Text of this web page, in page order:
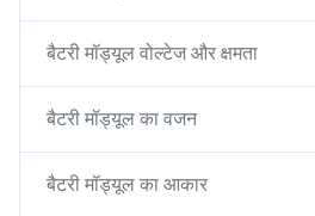
बैटरी मॉड्यूल वोल्टेज और क्षमता
बैटरी मॉड्यूल का वजन
बैटरी मॉड्यूल का आकार